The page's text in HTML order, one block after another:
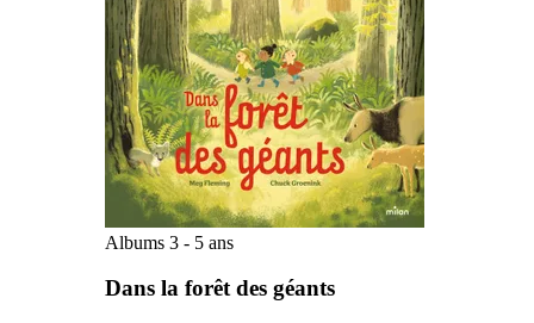
Albums 3 - 5 ans
Dans la forêt des géants